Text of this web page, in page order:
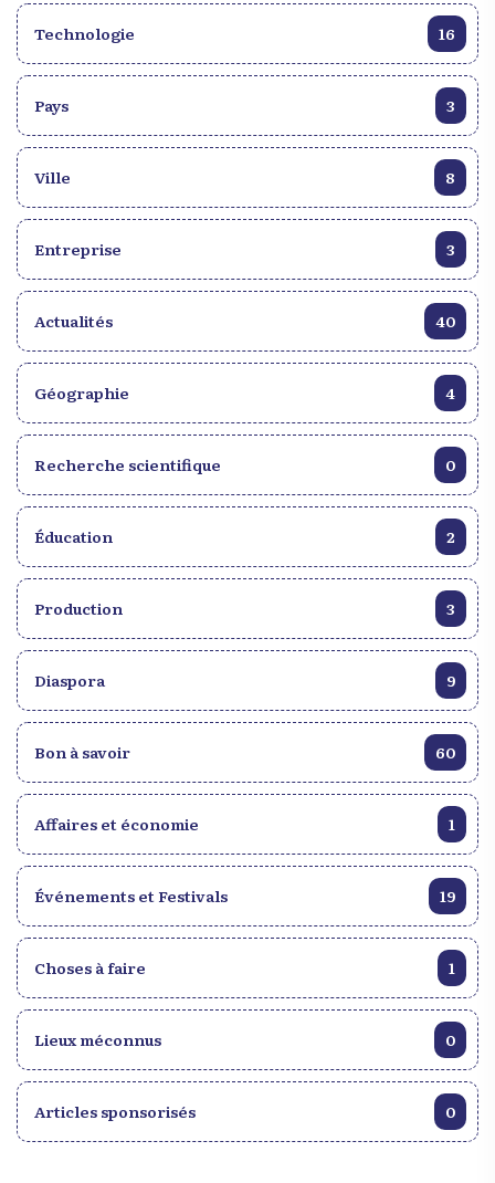
Technologie 16
Pays 3
Ville 8
Entreprise 3
Actualités 40
Géographie 4
Recherche scientifique 0
Éducation 2
Production 3
Diaspora 9
Bon à savoir 60
Affaires et économie 1
Événements et Festivals 19
Choses à faire 1
Lieux méconnus 0
Articles sponsorisés 0